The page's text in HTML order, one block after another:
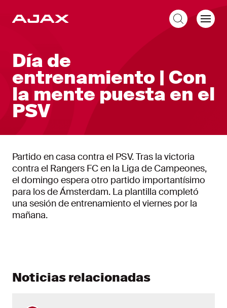
Día de
entrenamiento | Con
la mente puesta en el
PSV
Partido en casa contra el PSV. Tras la victoria
contra el Rangers FC en la Liga de Campeones,
el domingo espera otro partido importantísimo
para los de Ámsterdam. La plantilla completó
una sesión de entrenamiento el viernes por la
mañana.
Noticias relacionadas